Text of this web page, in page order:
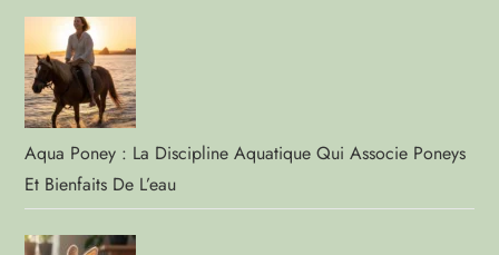
Aqua Poney : La Discipline Aquatique Qui Associe Poneys
Et Bienfaits De L’eau